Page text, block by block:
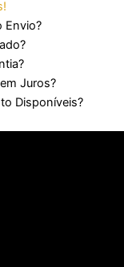
Envio?
Juros?
Disponíveis?